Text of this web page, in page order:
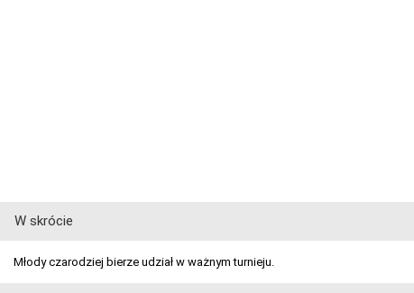
W skrócie
Młody czarodziej bierze udział w ważnym turnieju.